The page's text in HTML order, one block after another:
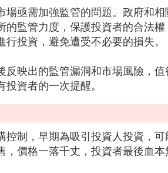
亟需加強監管的問題。政府和相
監管力度，保護投資者的合法權
投資，避免遭受不必要的損失。
映出的監管漏洞和市場風險，值
資者的一次提醒。
制，早期為吸引投資人投資，可
價格一落千丈，投資者最後血本